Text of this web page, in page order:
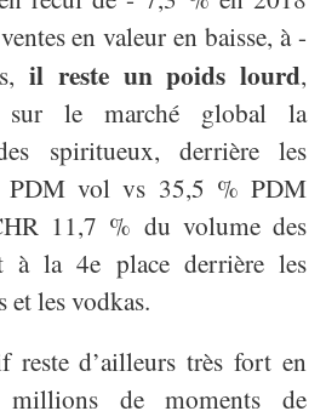
en valeur en baisse, à -
il reste un poids lourd,
sur le marché global la
spiritueux, derrière les
PDM vol vs 35,5 % PDM
11,7 % du volume des
à la 4e place derrière les
et les vodkas.
reste d’ailleurs très fort en
millions de moments de